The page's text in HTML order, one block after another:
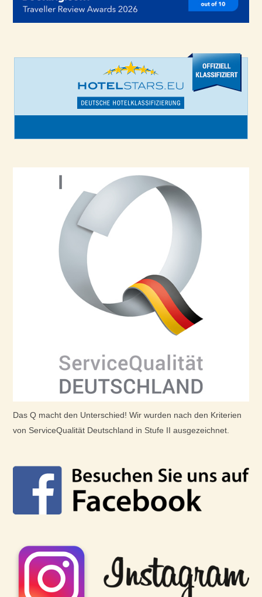
Das Q macht den Unterschied! Wir wurden nach den Kriterien
von ServiceQualität Deutschland in Stufe II ausgezeichnet.